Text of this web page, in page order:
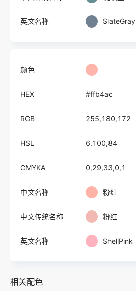
英文名称 SlateGray
颜色
HEX #ffb4ac
RGB 255,180,172
HSL 6,100,84
CMYKA 0,29,33,0,1
中文名称 粉红
中文传统名称 粉红
英文名称 ShellPink
相关配色